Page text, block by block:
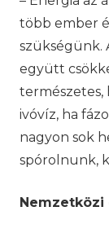
több ember
szükségünk.
együtt
természetes,
ivóvíz, ha
nagyon sok
spórolnunk,
Nemzetközi